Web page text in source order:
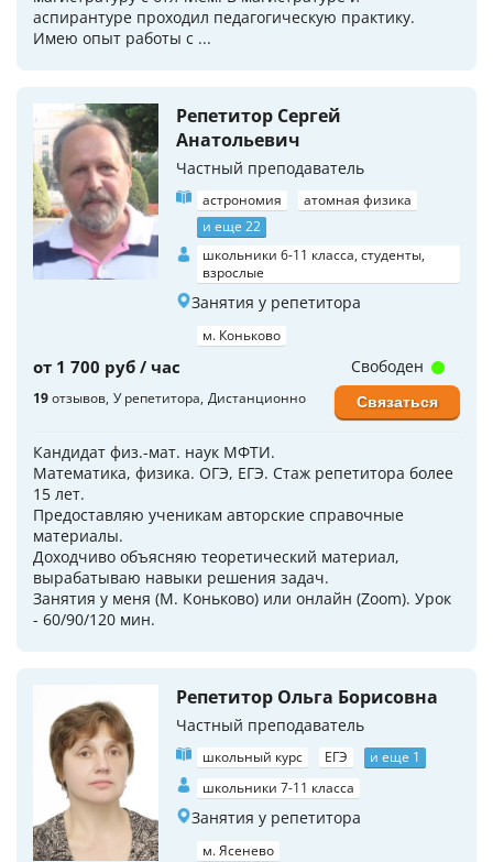
аспирантуре проходил педагогическую практику.
Имею опыт работы с ...
Репетитор Сергей
Анатольевич
Частный преподаватель
астрономия
атомная физика
и еще 22
школьники 6-11 класса, студенты,
взрослые
Занятия у репетитора
м. Коньково
от 1 700 руб / час
19отзывов У репетитора Дистанционно
Кандидат физ.-мат. наук МФТИ.
Математика, физика. ОГЭ, ЕГЭ. Стаж репетитора более
15 лет.
Предоставляю ученикам авторские справочные
материалы.
Доходчиво объясняю теоретический материал,
вырабатываю навыки решения задач.
Занятия у меня (М. Коньково) или онлайн (Zoom). Урок
- 60/90/120 мин.
Свободен
Связаться
Репетитор Ольга Борисовна
Частный преподаватель
школьный курс ЕГЭ
и еще 1
школьники 7-11 класса
Занятия у репетитора
м. Ясенево